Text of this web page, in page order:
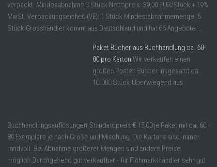
verpackt. Mindesabnahme 5 Stück Nettopreis: 39,00 EUR/Stück + 19%
MwSt. Verpackungseinheit (VE): 1 Stück Mindestabnahmemenge: 5
Stück Grosshändler kommt aus Deutschland und hat 66 Angebote ...
Paket Bücher aus Buchhandlung ca. 60-
80 pro Karton Wir verkaufen einen
großen Posten Bücher insgesamt ca.
10.000 Stück.Überwiegend aus
Buchhandlungsauflösungen.Standardpreis € 15,00 je Paket mit ca. 60 -
80 Exemplare je nach Größe und Mischung. Die Kartons sind immer
randvoll. Bei Abnahme größerer Mengen sind andere Preise
möglich.Durchgehend gut verkaufbar - für Flohmarkthändler sehr gut